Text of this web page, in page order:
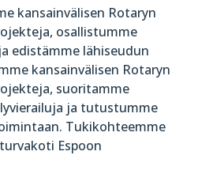
kansainvälisen Rotaryn
osallistumme
edistämme lähiseudun
kansainvälisen Rotaryn
suoritamme
ja tutustumme
Tukikohteemme
Espoon